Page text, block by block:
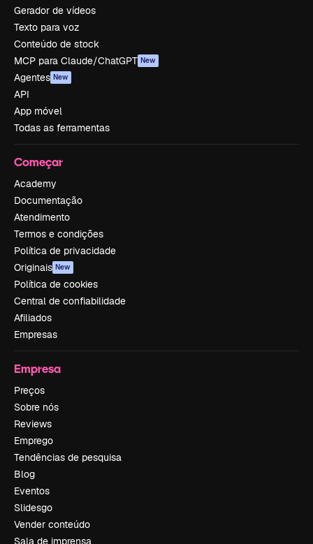
Gerador de vídeos
Texto para voz
Conteúdo de stock
MCP para Claude/ChatGPT New
Agentes New
API
App móvel
Todas as ferramentas
Começar
Academy
Documentação
Atendimento
Termos e condições
Política de privacidade
Originais New
Política de cookies
Central de confiabilidade
Afiliados
Empresas
Empresa
Preços
Sobre nós
Reviews
Emprego
Tendências de pesquisa
Blog
Eventos
Slidesgo
Vender conteúdo
Sala de imprensa